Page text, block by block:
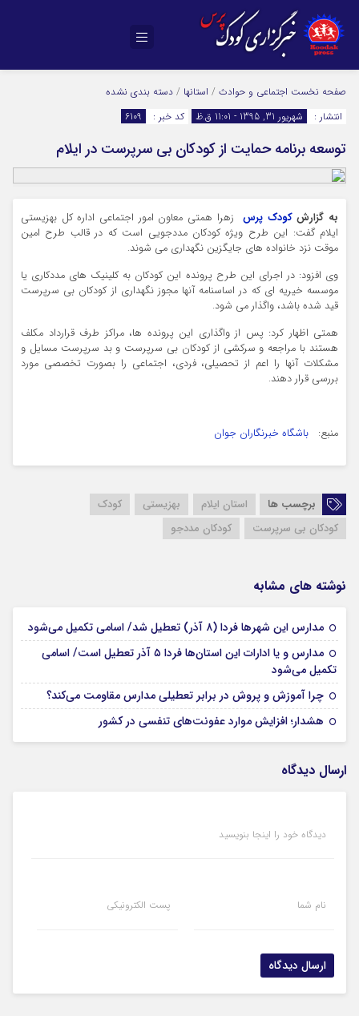
صفحه نخست اجتماعی و حوادث / استانها / دسته بندی نشده
انتشار :
شهریور 31, 1395 - 11:01 ق.ظ کد خبر : 6109
توسعه برنامه حمایت از کودکان بی سرپرست در ایلام
به گزارشکودک پرس
زهرا همتی معاون امور اجتماعی اداره کل بهزیستی
ایلام گفت: این طرح ویژه کودکان مددجویی است که در قالب طرح امین
موقت نزد خانواده های جایگزین نگهداری می شوند.
وی افزود: در اجرای این طرح پرونده این کودکان به کلینیک های مددکاری یا
موسسه خیریه ای که در اساسنامه آنها مجوز نگهداری از کودکان بی سرپرست
قید شده باشد، واگذار می شود.
همتی اظهار کرد: پس از واگذاری این پرونده ها، مراکز طرف قرارداد مکلف
هستند با مراجعه و سرکشی از کودکان بی سرپرست و بد سرپرست مسایل و
مشکلات آنها را اعم از تحصیلی، فردی، اجتماعی را بصورت تخصصی مورد
بررسی قرار دهند.
منبع: باشگاه خبرنگاران جوان
برچسب ها استان ایلام بهزیستی
کودک
کودکان بی سرپرست
کودکان مددجو
نوشته های مشابه
مدارس این شهرها فردا (۸ آذر) تعطیل شد/ اسامی تکمیل می‌شود
مدارس و یا ادارات این استان‌ها فردا ۵ آذر تعطیل است/ اسامی
تکمیل می‌شود
چرا آموزش و پروش در برابر تعطیلی مدارس مقاومت می‌کند؟
هشدار؛ افزایش موارد عفونت‌های تنفسی در کشور
ارسال دیدگاه
دیدگاه خود را اینجا بنویسید
نام شما پست الکترونیکی